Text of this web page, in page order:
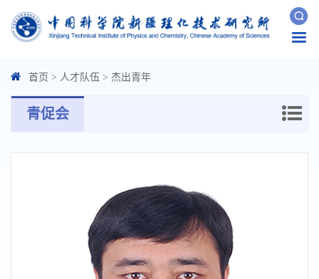
首页 > 人才队伍 > 杰出青年
青促会